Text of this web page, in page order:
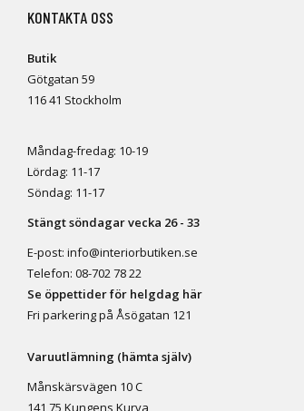
KONTAKTA OSS
Butik
Götgatan 59
116 41 Stockholm
Måndag-fredag: 10-19
Lördag: 11-17
Söndag: 11-17
Stängt söndagar vecka 26 - 33
E-post: info@interiorbutiken.se
Telefon: 08-702 78 22
Se öppettider för helgdag här
Fri parkering på Åsögatan 121
Varuutlämning (hämta själv)
Månskärsvägen 10 C
141 75 Kungens Kurva